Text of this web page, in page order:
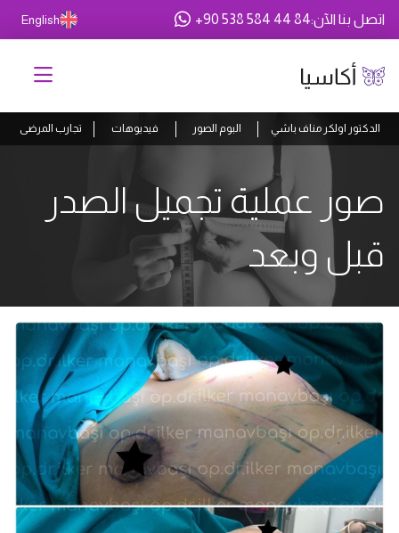
اتصل بنا الآن:
+90 538 584 44 84
English
الدكتور اولكر مناف باشي البوم الصور فيديوهات تجارب المرضى
صور عملية تجميل الصدر
قبل وبعد